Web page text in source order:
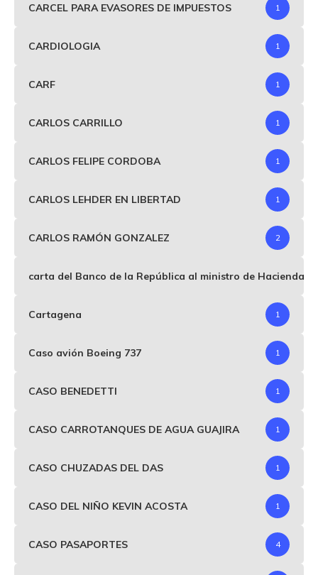
CARCEL PARA EVASORES DE IMPUESTOS 1
CARDIOLOGIA 1
CARF 1
CARLOS CARRILLO 1
CARLOS FELIPE CORDOBA 1
CARLOS LEHDER EN LIBERTAD 1
CARLOS RAMÓN GONZALEZ 2
carta del Banco de la República al ministro de Hacienda
Cartagena 1
Caso avión Boeing 737 1
CASO BENEDETTI 1
CASO CARROTANQUES DE AGUA GUAJIRA 1
CASO CHUZADAS DEL DAS 1
CASO DEL NIÑO KEVIN ACOSTA 1
CASO PASAPORTES 4